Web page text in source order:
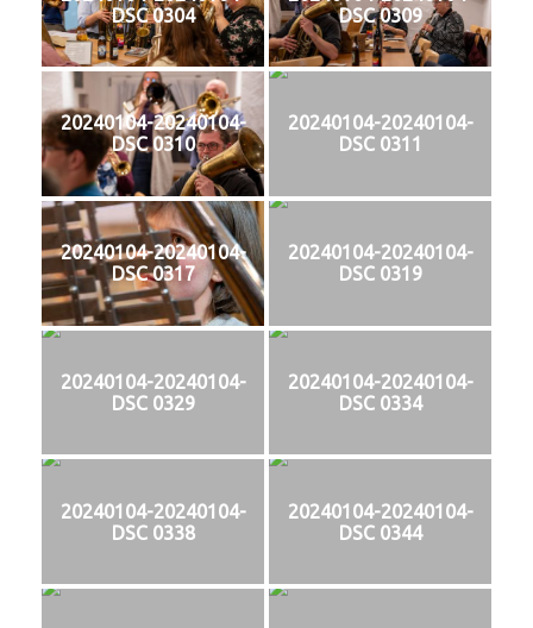
DSC 0304
DSC 0309
20240104-20240104-
DSC 0310
20240104-20240104-
DSC 0311
20240104-20240104-
DSC 0317
20240104-20240104-
DSC 0319
20240104-20240104-
DSC 0329
20240104-20240104-
DSC 0334
20240104-20240104-
DSC 0338
20240104-20240104-
DSC 0344